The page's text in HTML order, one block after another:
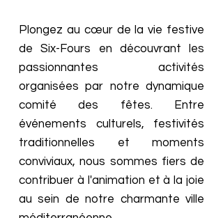
Plongez au cœur de la vie festive
de Six-Fours en découvrant les
passionnantes activités
organisées par notre dynamique
comité des fêtes. Entre
événements culturels, festivités
traditionnelles et moments
conviviaux, nous sommes fiers de
contribuer à l'animation et à la joie
au sein de notre charmante ville